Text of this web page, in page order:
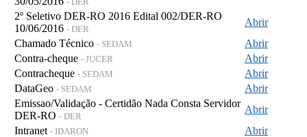
2º Seletivo DER-RO 2016 Edital 002/DER-RO
10/06/2016 - DER
Abrir
Chamado Técnico - SEDAM
Abrir
Contra-cheque - JUCER
Abrir
Contracheque - SEDAM
Abrir
DataGeo - SEDAM
Abrir
Emissao/Validação - Certidão Nada Consta Servidor
DER-RO - DER
Abrir
Intranet - IDARON
Abrir